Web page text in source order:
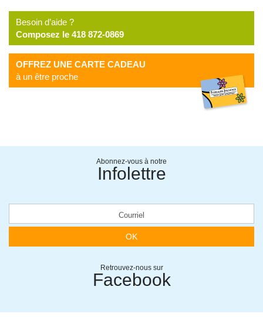
Besoin d’aide ?
Composez le 418 872-0869
OFFREZ UNE CARTE CADEAU
à un être proche
Abonnez-vous à notre
Infolettre
OK
Retrouvez-nous sur
Facebook